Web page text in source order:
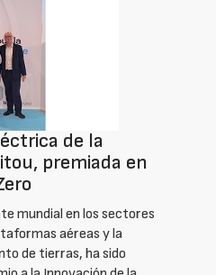
de la
premiada en
mundial en los sectores
aéreas y la
de tierras, ha sido